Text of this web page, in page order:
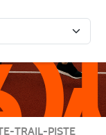
TRAIL-PISTE